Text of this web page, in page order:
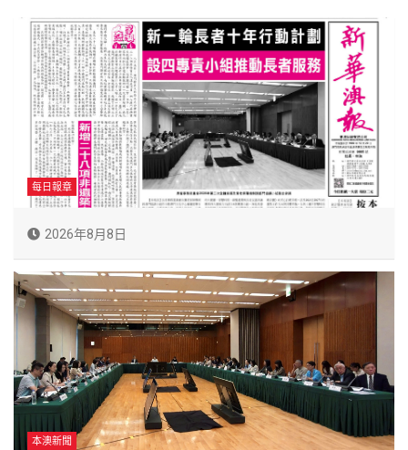
每日報章
2026年8月8日
本澳新聞